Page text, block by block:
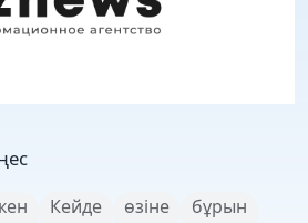
Кейде өзіне
бұрын